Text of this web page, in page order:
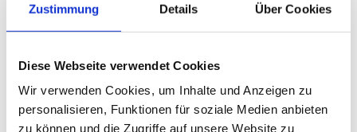
Zustimmung Details Über Cookies
Diese Webseite verwendet Cookies
Wir verwenden Cookies, um Inhalte und Anzeigen zu
personalisieren, Funktionen für soziale Medien anbieten
zu können und die Zugriffe auf unsere Website zu
Viele Mandanten benötigen für verschiedene Rechtsfragen
Ziel hat, eine Situation rechtlich realistisch einzuschätzen
gewährleisten. Mithilfe einer kompetenten Ausbildung und
breiten Fächerung an Wissen ist auch die Strafverteidigung